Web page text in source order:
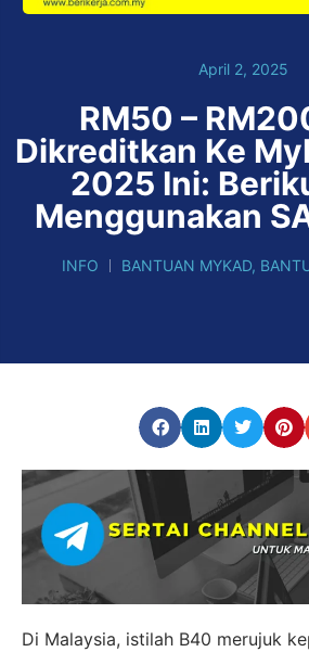
April 2, 2025
RM50 –
Dikreditkan Ke
2025 Ini:
Menggunakan
INFO BANTUAN MYKAD,
Di Malaysia, istilah B40 merujuk